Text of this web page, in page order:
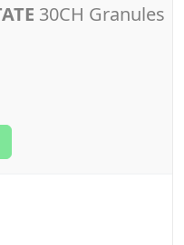
30CH Granules